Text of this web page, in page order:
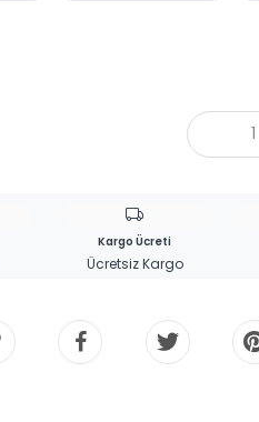
Kargo Ücreti
Ücretsiz Kargo